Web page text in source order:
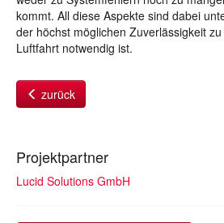
kommt. All diese Aspekte sind dabei
der höchst möglichen Zuverlässigkeit
Luftfahrt notwendig ist.
zurück
Projektpartner
Lucid Solutions GmbH